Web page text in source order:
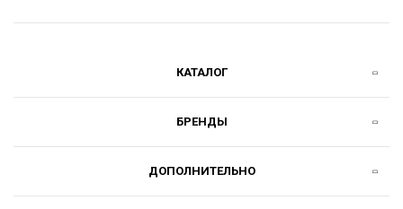
КАТАЛОГ
БРЕНДЫ
ДОПОЛНИТЕЛЬНО